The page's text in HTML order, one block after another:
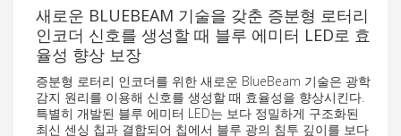
새로운 BLUEBEAM 기술을 갖춘 증분형 로터리
인코더 신호를 생성할 때 블루 에미터 LED로 효
율성 향상 보장
증분형 로터리 인코더를 위한 새로운 BlueBeam 기술은 광학
감지 원리를 이용해 신호를 생성할 때 효율성을 향상시킨다.
특별히 개발된 블루 에미터 LED는 보다 정밀하게 구조화된
최신 센싱 칩과 결합되어 칩에서 블루 광의 침투 깊이를 보다